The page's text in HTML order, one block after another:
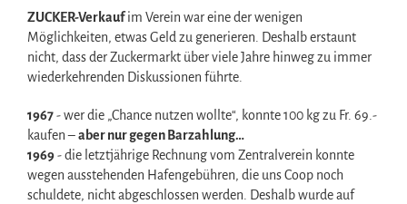
ZUCKER-Verkaufim Verein war eine der wenigen
Möglichkeiten, etwas Geld zu generieren. Deshalb erstaunt
nicht, dass der Zuckermarkt über viele Jahre hinweg zu immer
wiederkehrenden Diskussionen führte.
1967- wer die „Chance nutzen wollte“, konnte 100 kg zu Fr. 69.-
kaufen –aber nur gegen Barzahlung…
1969- die letztjährige Rechnung vom Zentralverein konnte
wegen ausstehenden Hafengebühren, die uns Coop noch
schuldete, nicht abgeschlossen werden. Deshalb wurde auf